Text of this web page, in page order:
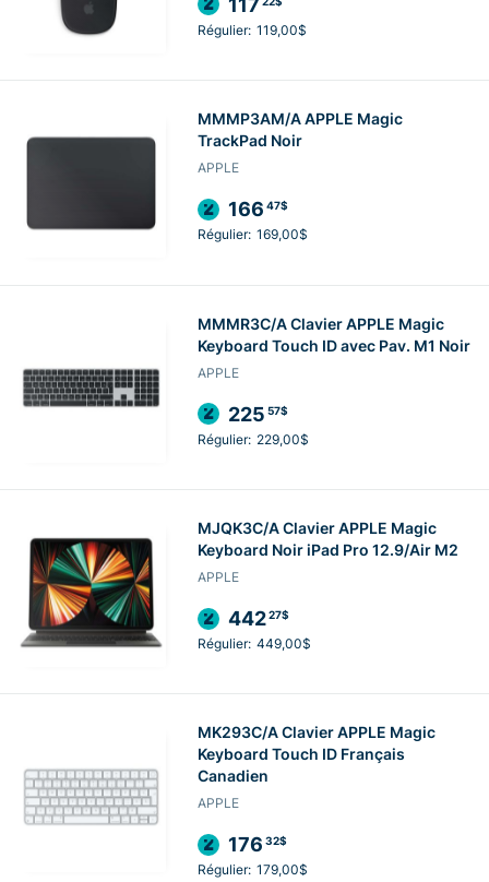
Régulier: 119,00$
MMMP3AM/A APPLE Magic
TrackPad Noir
APPLE
166 47$
Régulier: 169,00$
MMMR3C/A Clavier APPLE Magic
Keyboard Touch ID avec Pav. M1 Noir
APPLE
225 57$
Régulier: 229,00$
MJQK3C/A Clavier APPLE Magic
Keyboard Noir iPad Pro 12.9/Air M2
APPLE
44227$
Régulier: 449,00$
MK293C/A Clavier APPLE Magic
Keyboard Touch ID Français
Canadien
APPLE
176 32$
Régulier: 179,00$